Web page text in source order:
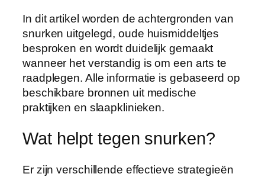
In dit artikel worden de achtergronden van
snurken uitgelegd, oude huismiddeltjes
besproken en wordt duidelijk gemaakt
wanneer het verstandig is om een arts te
raadplegen. Alle informatie is gebaseerd op
beschikbare bronnen uit medische
praktijken en slaapklinieken.
Wat helpt tegen snurken?
Er zijn verschillende effectieve strategieën